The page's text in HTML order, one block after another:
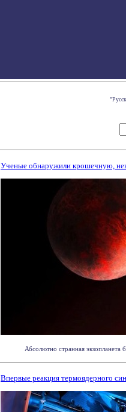
Ученые обнаружили крошечную,
Абсолютно странная экзопланета
Впервые реакция термоядерного